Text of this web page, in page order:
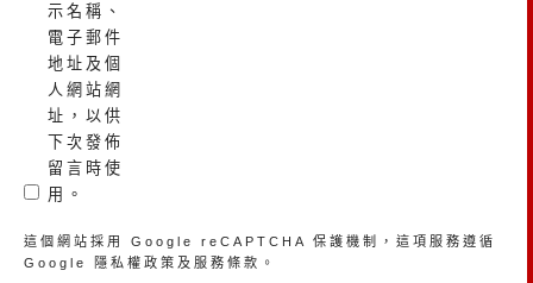
示名稱、
電子郵件
地址及個
人網站網
址，以供
下次發佈
留言時使
用。
這個網站採用 Google reCAPTCHA 保護機制，這項服務遵循
Google
隱私權政策 及 服務條款 。